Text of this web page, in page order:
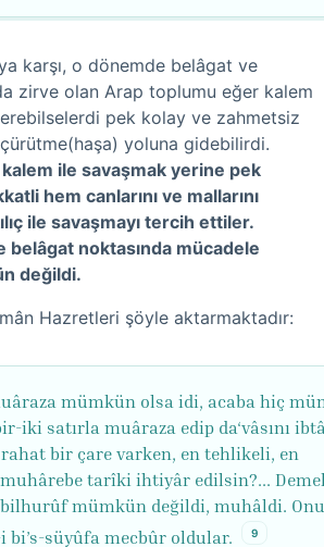
karşı, o dönemde belâgat ve
zirve olan Arap toplumu eğer kalem
pek kolay ve zahmetsiz
yoluna gidebilirdi.
kalem ile savaşmak yerine pek
hem canlarını ve mallarını
ile savaşmayı tercih ettiler.
belâgat noktasında mücadele
değildi.
Hazretleri şöyle aktarmaktadır:
mümkün olsa idi, acaba hiç
iki satırla muâraza edip da‘vâsını
bir çare varken, en tehlikeli, en
tarîki ihtiyâr edilsin?...
mümkün değildi, muhâldi.
bi’s-süyûfa mecbûr oldular.
9